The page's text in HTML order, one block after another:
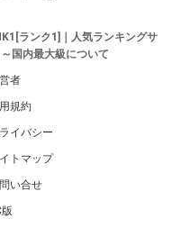
ランク1]｜人気ランキングサ
国内最大級について
者
規約
イバシー
トマップ
い合せ
版